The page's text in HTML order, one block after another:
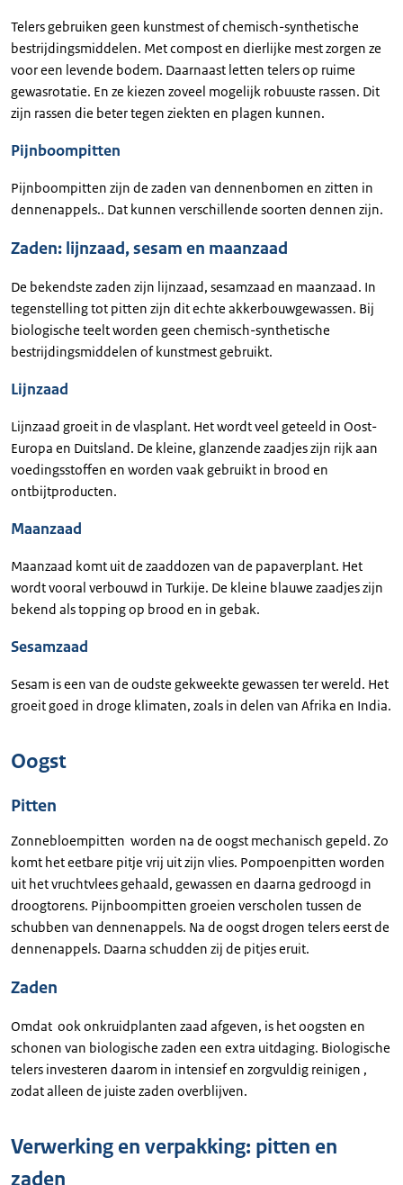
Telers gebruiken geen kunstmest of chemisch-synthetische
bestrijdingsmiddelen. Met compost en dierlijke mest zorgen ze
voor een levende bodem. Daarnaast letten telers op ruime
gewasrotatie. En ze kiezen zoveel mogelijk robuuste rassen. Dit
zijn rassen die beter tegen ziekten en plagen kunnen.
Pijnboompitten
Pijnboompitten zijn de zaden van dennenbomen en zitten in
dennenappels.. Dat kunnen verschillende soorten dennen zijn.
Zaden: lijnzaad, sesam en maanzaad
De bekendste zaden zijn lijnzaad, sesamzaad en maanzaad. In
tegenstelling tot pitten zijn dit echte akkerbouwgewassen. Bij
biologische teelt worden geen chemisch-synthetische
bestrijdingsmiddelen of kunstmest gebruikt.
Lijnzaad
Lijnzaad groeit in de vlasplant. Het wordt veel geteeld in Oost-
Europa en Duitsland. De kleine, glanzende zaadjes zijn rijk aan
voedingsstoffen en worden vaak gebruikt in brood en
ontbijtproducten.
Maanzaad
Maanzaad komt uit de zaaddozen van de papaverplant. Het
wordt vooral verbouwd in Turkije. De kleine blauwe zaadjes zijn
bekend als topping op brood en in gebak.
Sesamzaad
Sesam is een van de oudste gekweekte gewassen ter wereld. Het
groeit goed in droge klimaten, zoals in delen van Afrika en India.
Oogst
Pitten
Zonnebloempitten worden na de oogst mechanisch gepeld. Zo
komt het eetbare pitje vrij uit zijn vlies. Pompoenpitten worden
uit het vruchtvlees gehaald, gewassen en daarna gedroogd in
droogtorens. Pijnboompitten groeien verscholen tussen de
schubben van dennenappels. Na de oogst drogen telers eerst de
dennenappels. Daarna schudden zij de pitjes eruit.
Zaden
Omdat ook onkruidplanten zaad afgeven, is het oogsten en
schonen van biologische zaden een extra uitdaging. Biologische
telers investeren daarom in intensief en zorgvuldig reinigen ,
zodat alleen de juiste zaden overblijven.
Verwerking en verpakking: pitten en
zaden